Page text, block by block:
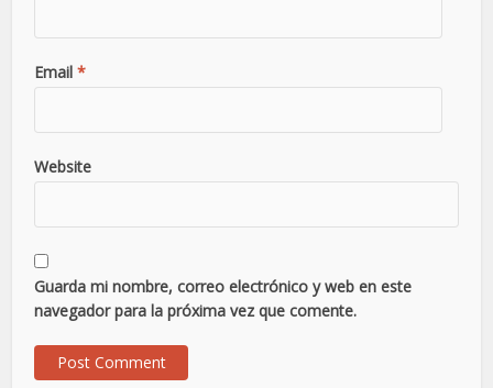
Email *
Website
Guarda mi nombre, correo electrónico y web en este
navegador para la próxima vez que comente.